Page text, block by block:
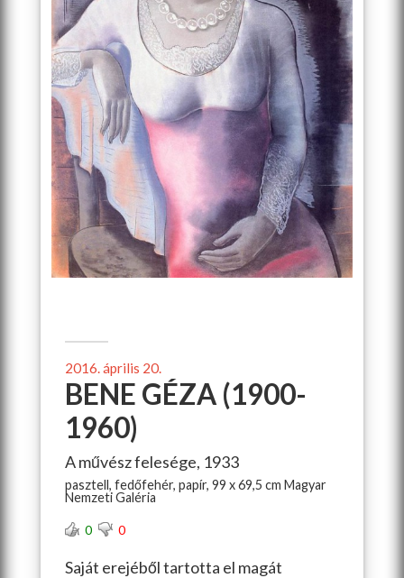
2016. április 20.
BENE GÉZA (1900-
1960)
A művész felesége, 1933
pasztell, fedőfehér, papír, 99 x 69,5 cm Magyar
Nemzeti Galéria
0 0
Saját erejéből tartotta el magát